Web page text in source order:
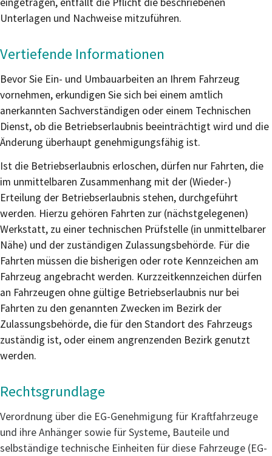
Unterlagen und Nachweise mitzuführen.
Vertiefende Informationen
Bevor Sie Ein- und Umbauarbeiten an Ihrem Fahrzeug
vornehmen, erkundigen Sie sich bei einem amtlich
anerkannten Sachverständigen oder einem Technischen
Dienst, ob die Betriebserlaubnis beeinträchtigt wird und die
Änderung überhaupt genehmigungsfähig ist.
Ist die Betriebserlaubnis erloschen, dürfen nur Fahrten, die
im unmittelbaren Zusammenhang mit der (Wieder-)
Erteilung der Betriebserlaubnis stehen, durchgeführt
werden. Hierzu gehören Fahrten zur (nächstgelegenen)
Werkstatt, zu einer technischen Prüfstelle (in unmittelbarer
Nähe) und der zuständigen Zulassungsbehörde. Für die
Fahrten müssen die bisherigen oder rote Kennzeichen am
Fahrzeug angebracht werden. Kurzzeitkennzeichen dürfen
an Fahrzeugen ohne gültige Betriebserlaubnis nur bei
Fahrten zu den genannten Zwecken im Bezirk der
Zulassungsbehörde, die für den Standort des Fahrzeugs
zuständig ist, oder einem angrenzenden Bezirk genutzt
werden.
Rechtsgrundlage
Verordnung über die EG-Genehmigung für Kraftfahrzeuge
und ihre Anhänger sowie für Systeme, Bauteile und
selbständige technische Einheiten für diese Fahrzeuge (EG-